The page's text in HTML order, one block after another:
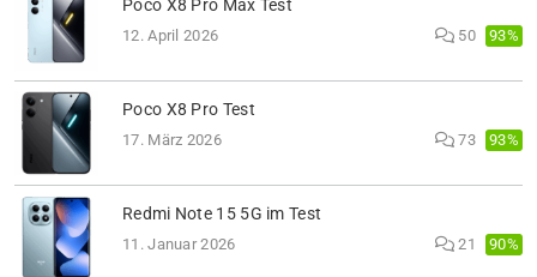
Poco X8 Pro Max Test
12. April 2026 50 93%
Poco X8 Pro Test
17. März 2026 73 93%
Redmi Note 15 5G im Test
11. Januar 2026 21 90%